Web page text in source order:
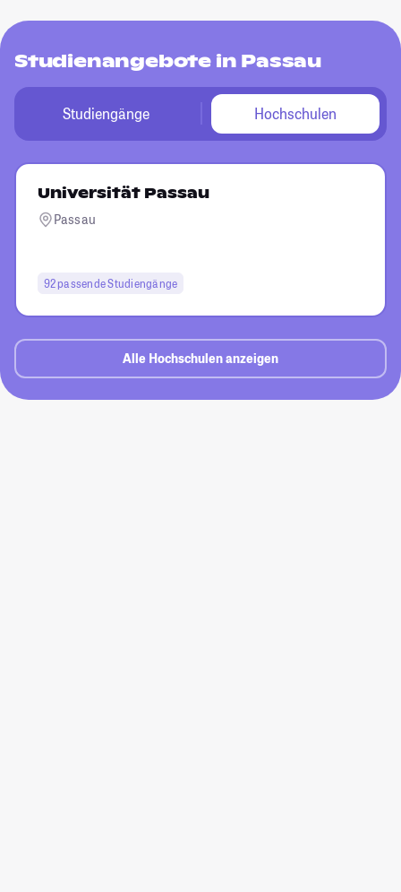
Studienangebote in Passau
Studiengänge Hochschulen
Universität Passau
Passau
92 passende Studiengänge
Alle Hochschulen anzeigen